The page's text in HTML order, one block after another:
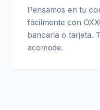
Pensamos en tu
fácilmente con
bancaria o tarjeta.
acomode.